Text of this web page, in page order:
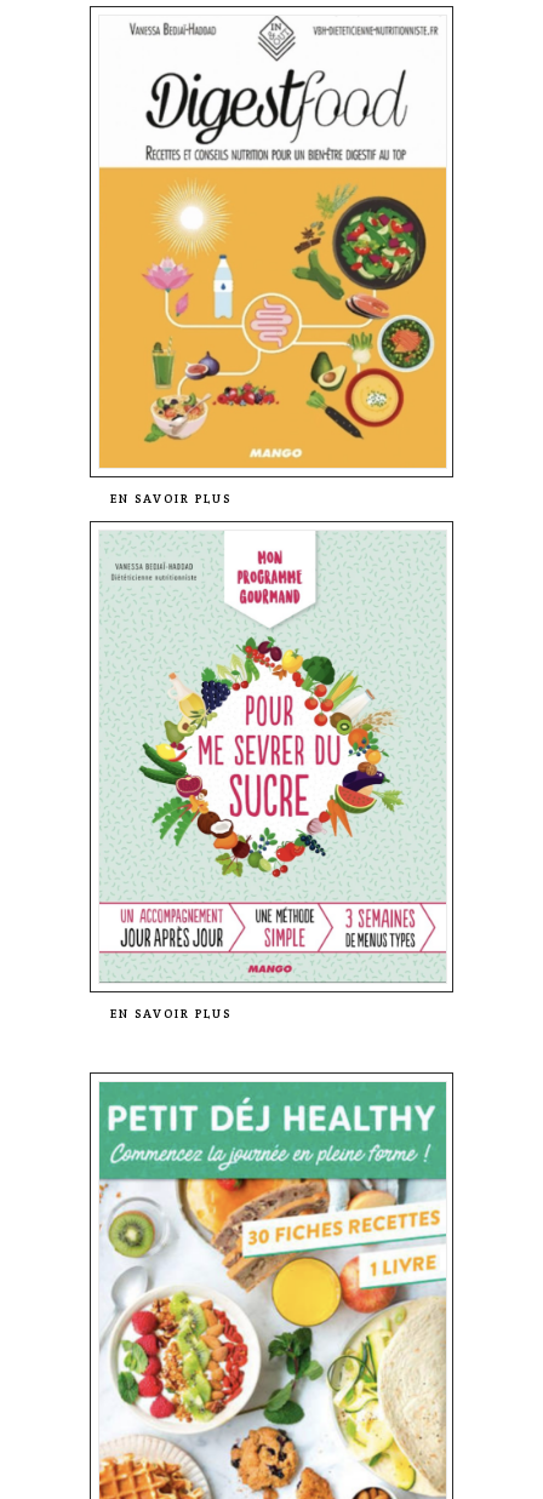
EN SAVOIR PLUS
EN SAVOIR PLUS